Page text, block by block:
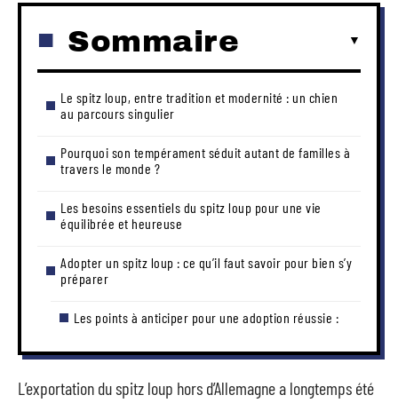
Sommaire
Le spitz loup, entre tradition et modernité : un chien
au parcours singulier
Pourquoi son tempérament séduit autant de familles à
travers le monde ?
Les besoins essentiels du spitz loup pour une vie
équilibrée et heureuse
Adopter un spitz loup : ce qu’il faut savoir pour bien s’y
préparer
Les points à anticiper pour une adoption réussie :
L’exportation du spitz loup hors d’Allemagne a longtemps été